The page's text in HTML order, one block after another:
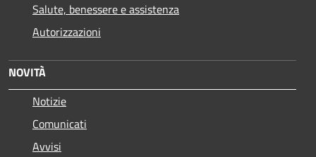
Salute, benessere e assistenza
Autorizzazioni
NOVITÀ
Notizie
Comunicati
Avvisi